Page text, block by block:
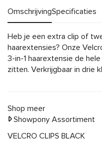
OmschrijvingSpecificaties
Heb je een extra clip of
haarextensies? Onze
3-in-1 haarextensie de
zitten. Verkrijgbaar in drie
Shop meer
Showpony Assortiment
VELCRO CLIPS BLACK